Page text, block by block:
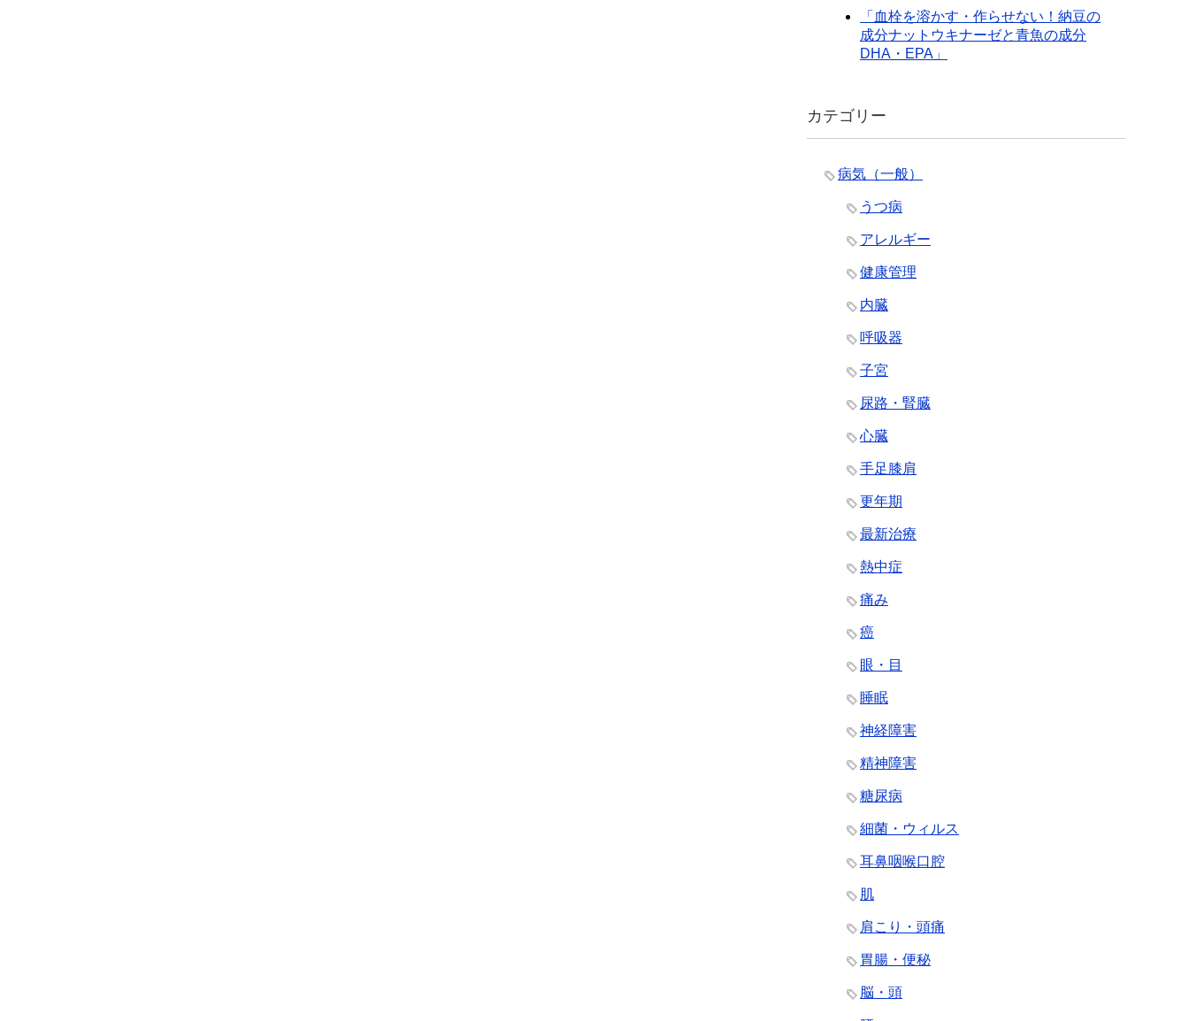
「血栓を溶かす・作らせない！納豆の
成分ナットウキナーゼと青魚の成分
DHA・EPA」
カテゴリー
病気（一般）
うつ病
アレルギー
健康管理
内臓
呼吸器
子宮
尿路・腎臓
心臓
手足膝肩
更年期
最新治療
熱中症
痛み
癌
眼・目
睡眠
神経障害
精神障害
糖尿病
細菌・ウィルス
耳鼻咽喉口腔
肌
肩こり・頭痛
胃腸・便秘
脳・頭